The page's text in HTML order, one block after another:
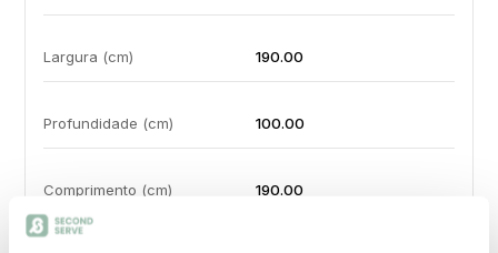
Largura (cm) 190.00
Profundidade (cm) 100.00
Comprimento (cm) 190.00